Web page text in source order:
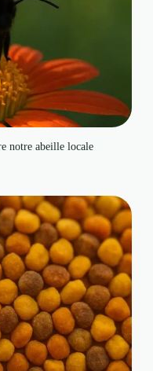
notre abeille locale